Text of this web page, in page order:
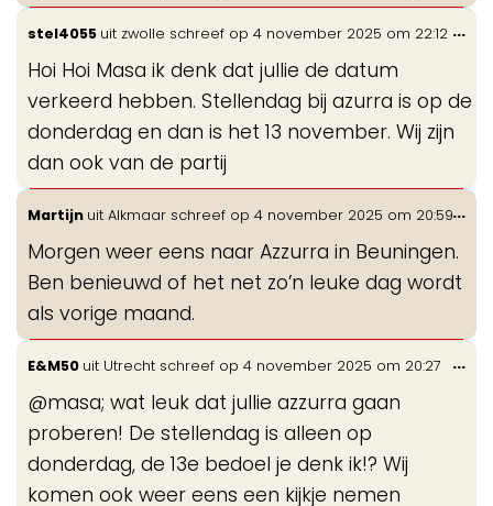
stel4055 uit zwolle schreef op 4 november 2025 om 22:12
Hoi Hoi Masa ik denk dat jullie de datum
verkeerd hebben. Stellendag bij azurra is op de
donderdag en dan is het 13 november. Wij zijn
dan ook van de partij
...
Martijn uit Alkmaar schreef op 4 november 2025 om 20:59
Morgen weer eens naar Azzurra in Beuningen.
Ben benieuwd of het net zo’n leuke dag wordt
als vorige maand.
...
E&M50 uit Utrecht schreef op 4 november 2025 om 20:27
@masa; wat leuk dat jullie azzurra gaan
proberen! De stellendag is alleen op
donderdag, de 13e bedoel je denk ik!? Wij
komen ook weer eens een kijkje nemen
...